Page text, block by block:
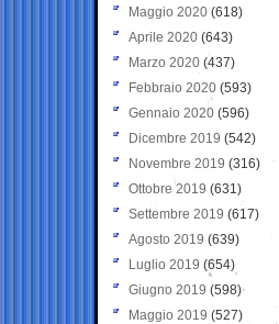
Maggio 2020 (618)
Aprile 2020 (643)
Marzo 2020 (437)
Febbraio 2020 (593)
Gennaio 2020 (596)
Dicembre 2019 (542)
Novembre 2019 (316)
Ottobre 2019 (631)
Settembre 2019 (617)
Agosto 2019 (639)
Luglio 2019 (654)
Giugno 2019 (598)
Maggio 2019 (527)